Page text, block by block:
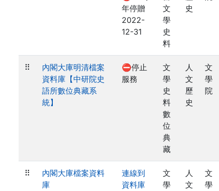
年停贈
2022-
12-31
文
學
史
料
史
⠿
內閣大庫明清檔案
資料庫【中研院史
語所數位典藏系
統】
⛔停止
服務
文
學
史
料
數
位
典
藏
人
文
歷
史
文
學
院
⠿
內閣大庫檔案資料
庫
連線到
資料庫
文
學
人
文
文
學